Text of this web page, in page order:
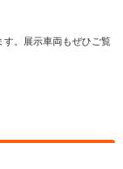
す。展示車両もぜひご覧